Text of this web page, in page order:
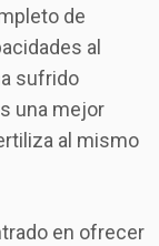
de
al
sufrido
una mejor
al mismo
en ofrecer